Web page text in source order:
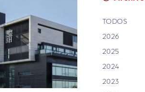
TODOS
2026
2025
2024
2023